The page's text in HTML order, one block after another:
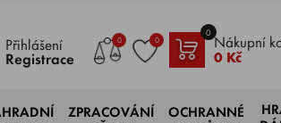
Přihlášení
Registrace
0 0 Nákupní
0 Kč
0
ZPRACOVÁNÍ
OCHRANNÉ